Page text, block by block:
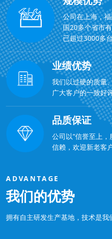
公司在上海，
国20多个省市
已超过3000多台
业绩优势
我们以过硬的质量
广大客户的一致好
品质保证
公司以“信誉至上
信赖，欢迎新老客
ADVANTAGE
我们的优势
拥有自主研发生产基地，技术是我